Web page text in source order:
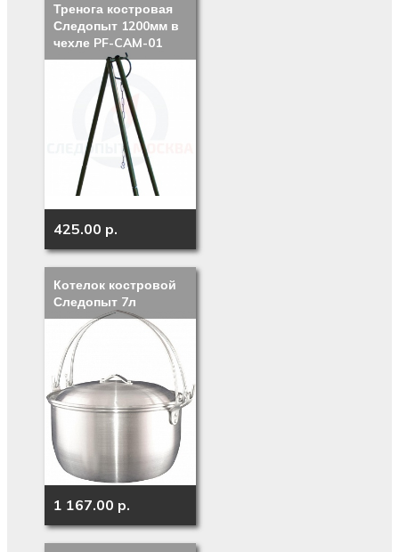
Тренога костровая
Следопыт 1200мм в
чехле PF-CAM-01
425.00 p.
Котелок костровой
Следопыт 7л
1 167.00 p.